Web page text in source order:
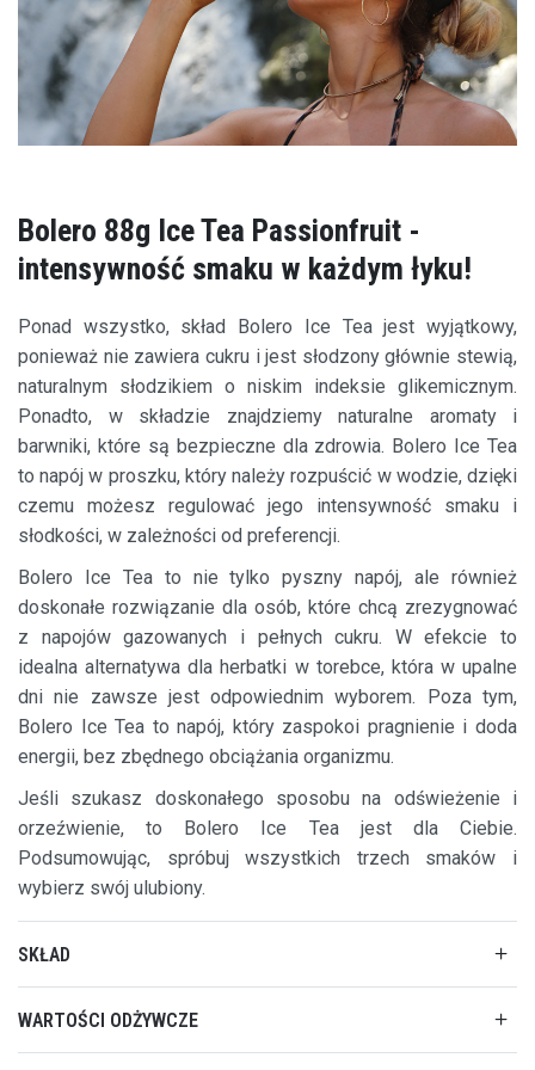
Bolero 88g Ice Tea Passionfruit -
intensywność smaku w każdym łyku!
Ponad wszystko, skład Bolero Ice Tea jest wyjątkowy,
ponieważ nie zawiera cukru i jest słodzony głównie stewią,
naturalnym słodzikiem o niskim indeksie glikemicznym.
Ponadto, w składzie znajdziemy naturalne aromaty i
barwniki, które są bezpieczne dla zdrowia. Bolero Ice Tea
to napój w proszku, który należy rozpuścić w wodzie, dzięki
czemu możesz regulować jego intensywność smaku i
słodkości, w zależności od preferencji.
Bolero Ice Tea to nie tylko pyszny napój, ale również
doskonałe rozwiązanie dla osób, które chcą zrezygnować
z napojów gazowanych i pełnych cukru. W efekcie to
idealna alternatywa dla herbatki w torebce, która w upalne
dni nie zawsze jest odpowiednim wyborem. Poza tym,
Bolero Ice Tea to napój, który zaspokoi pragnienie i doda
energii, bez zbędnego obciążania organizmu.
Jeśli szukasz doskonałego sposobu na odświeżenie i
orzeźwienie, to Bolero Ice Tea jest dla Ciebie.
Podsumowując, spróbuj wszystkich trzech smaków i
wybierz swój ulubiony.
SKŁAD
WARTOŚCI ODŻYWCZE